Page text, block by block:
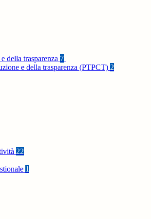
della trasparenza 7
e della trasparenza (PTPCT) 2
22
1